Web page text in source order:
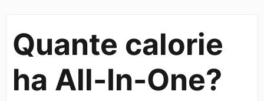
Quante calorie
ha All-In-One?